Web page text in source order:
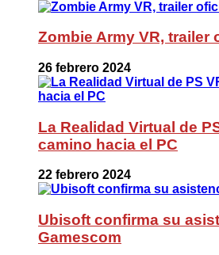
Zombie Army VR, trailer
26 febrero 2024
La Realidad Virtual de
camino hacia el PC
22 febrero 2024
Ubisoft confirma su
Gamescom